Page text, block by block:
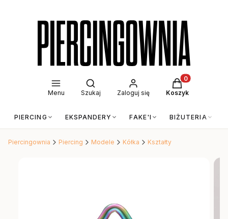
Menu
Otwórz wyszukiwarkę
Szukaj Zaloguj się
Produkty w
Koszyk
PIERCING EKSPANDERY FAKE'I BIŻUTERIA
Piercingownia Piercing Modele Kółka Kształty